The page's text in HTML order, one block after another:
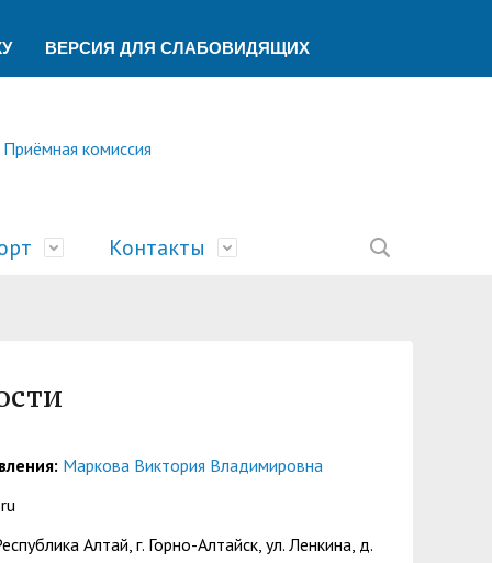
ВЕРСИЯ ДЛЯ СЛАБОВИДЯЩИХ
Приёмная комиссия
и финансового контроля
образования
грамотности
и университеты»
Контакты
Маркова Виктория Владимировна
Алтай, г. Горно-Алтайск, ул. Ленкина, д.